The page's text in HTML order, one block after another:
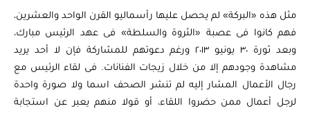
مثل هذه «البركة» لم يحصل عليها رأسماليو القرن الواحد والعشرين،
فهم كانوا فى عصبة «الثروة والسلطة» فى عهد الرئيس مبارك،
وبعد ثورة ٣٠ يونيو ٢٠١٣ ورغم دعوتهم للمشاركة فإن لا أحد يريد
مشاهدة وجودهم إلا من خلال زيجات الفنانات. فى لقاء الرئيس مع
رجال الأعمال المشار إليه لم تنشر الصحف اسما ولا صورة واحدة
لرجل أعمال ممن حضروا اللقاء، أو قولا منهم يعبر عن استجابة